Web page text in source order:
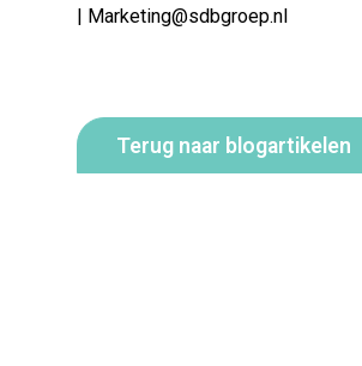
| Marketing@sdbgroep.nl
Terug naar blogartikelen